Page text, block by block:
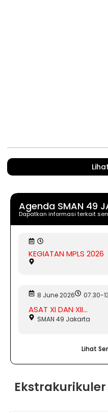
Agenda SMAN 49
Dapatkan informasi terkait
KEGIATAN MPLS 2026
8 June 2026 07.30-
ASAT XI DAN XII...
SMAN 49 Jakarta
Lihat
Ekstrakurikuler